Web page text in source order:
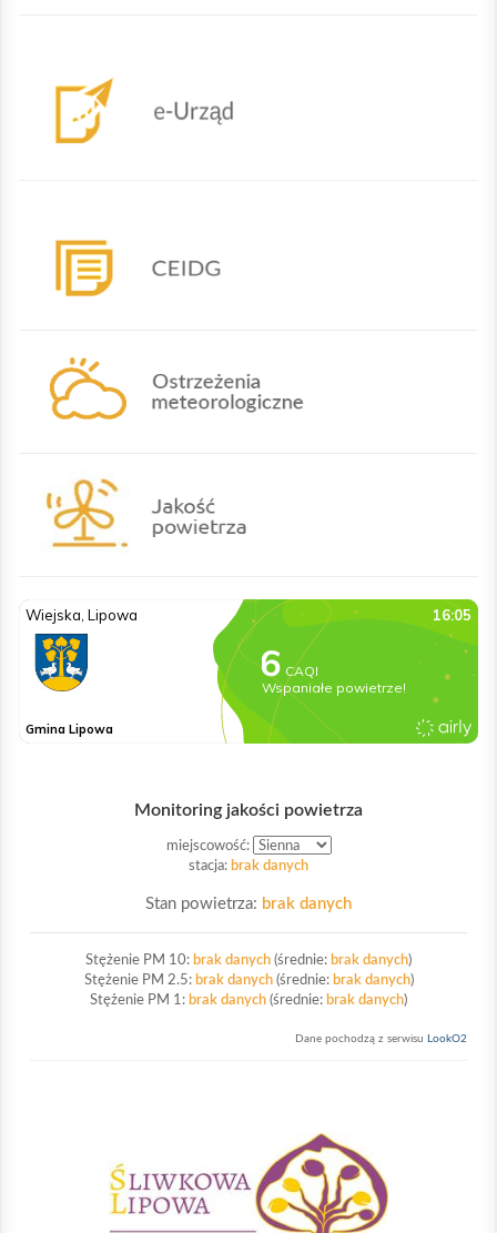
Monitoring jakości powietrza
miejscowość:
stacja: brak danych
Stan powietrza: brak danych
Stężenie PM 10: brak danych (średnie: brak danych)
Stężenie PM 2.5: brak danych(średnie: brak danych)
Stężenie PM 1: brak danych (średnie: brak danych)
Dane pochodzą z serwisu LookO2